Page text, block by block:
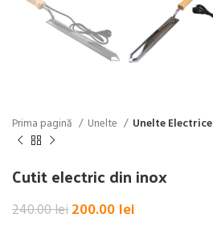
Prima pagină Unelte Unelte Electrice
Cutit electric din inox
240.00leiPrețul
200.00 lei